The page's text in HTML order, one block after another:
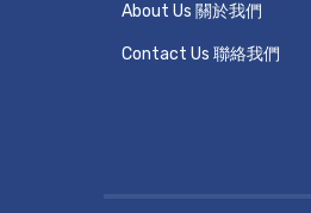
About Us 關於我們
Contact Us 聯絡我們